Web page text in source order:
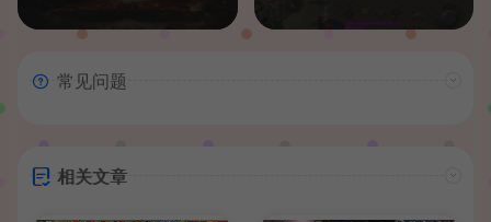
常见问题
相关文章